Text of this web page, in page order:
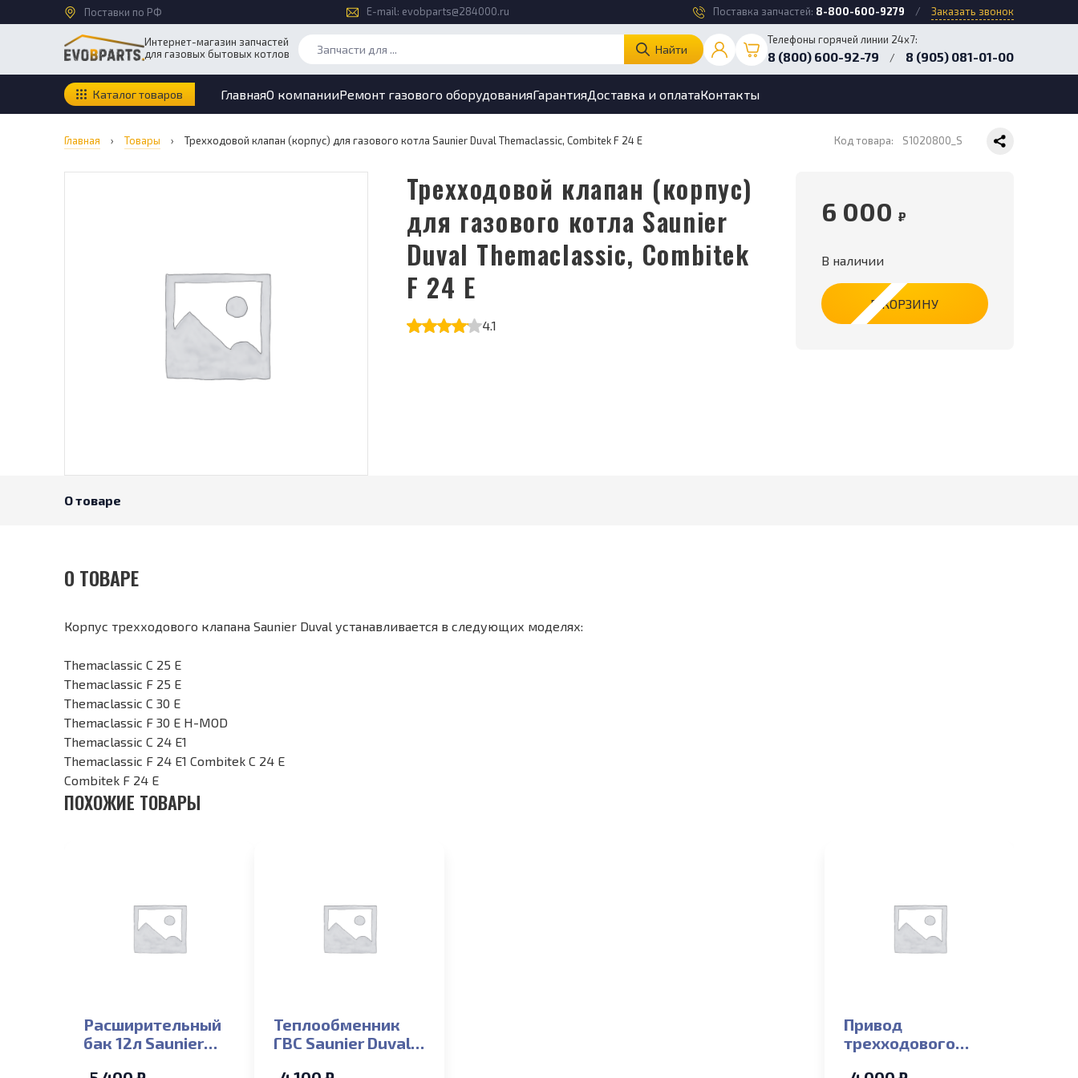
Поставки по РФ E-mail: evobparts@284000.ru Поставка запчастей: 8-800-600-9279 / Заказать звонок
Интернет-магазин запчастей
для газовых бытовых котлов
Найти
Телефоны горячей линии 24х7:
8 (800) 600-92-79 / 8 (905) 081-01-00
Каталог товаров ГлавнаяО компанииРемонт газового оборудованияГарантияДоставка и оплатаКонтакты
Главная › Товары › Трехходовой клапан (корпус) для газового котла Saunier Duval Themaclassic, Combitek F 24 E Код товара: S1020800_S
Трехходовой клапан (корпус)
для газового котла Saunier
Duval Themaclassic, Combitek
F 24 E
4.1
6 000 ₽
В наличии
В КОРЗИНУ
О товаре
О ТОВАРЕ
Корпус трехходового клапана Saunier Duval устанавливается в следующих моделях:
Themaclassic C 25 E
Themaclassic F 25 E
Themaclassic C 30 E
Themaclassic F 30 E H-MOD
Themaclassic C 24 E1
Themaclassic F 24 E1 Combitek C 24 E
Combitek F 24 E
ПОХОЖИЕ ТОВАРЫ
Расширительный
бак 12л Saunier
Теплообменник
ГВС Saunier Duval,
Привод
трехходового